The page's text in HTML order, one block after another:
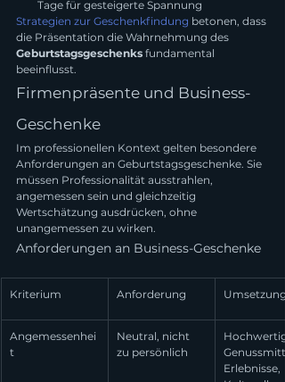
Tage für gesteigerte Spannung
Strategien zur Geschenkfindung betonen, dass
die Präsentation die Wahrnehmung des
Geburtstagsgeschenks fundamental
beeinflusst.
Firmenpräsente und Business-
Geschenke
Im professionellen Kontext gelten besondere
Anforderungen an Geburtstagsgeschenke. Sie
müssen Professionalität ausstrahlen,
angemessen sein und gleichzeitig
Wertschätzung ausdrücken, ohne
unangemessen zu wirken.
Anforderungen an Business-Geschenke
Kriterium Anforderung Umsetzung
Angemessenhei
t
Neutral, nicht
zu persönlich
Erlebnisse,